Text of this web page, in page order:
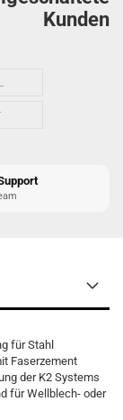
Kunden
für Stahl
Faserzement
der K2 Systems
für Wellblech- oder